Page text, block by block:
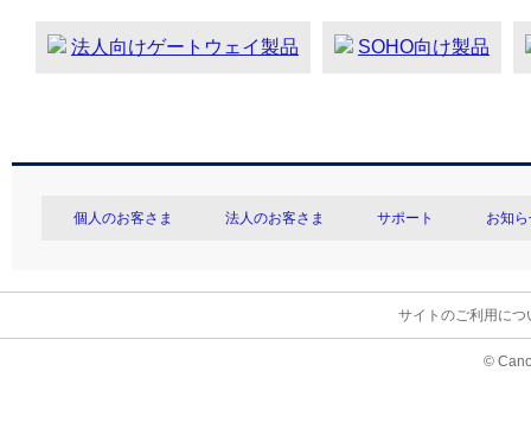
法人向けゲートウェイ製品 SOHO向け製品
個人のお客さま 法人のお客さま サポート お知
サイトのご利用につ
©